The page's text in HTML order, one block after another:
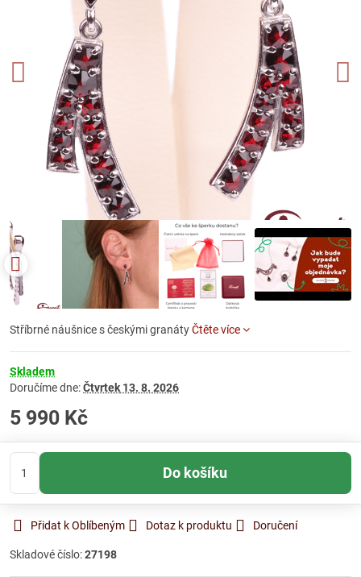
Stříbrné náušnice s českými granátyČtěte více
Skladem
Doručíme dne:Čtvrtek 13. 8. 2026
5 990 Kč
Do košíku
Přidat k Oblíbeným Dotaz k produktu Doručení
Skladové číslo:27198